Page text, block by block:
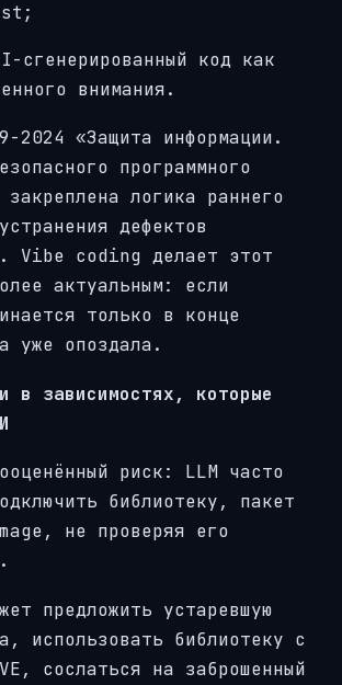
сгенерированный код как
внимания.
2024 «Защита информации.
программного
закреплена логика раннего
дефектов
Vibe coding делает этот
актуальным: если
только в конце
опоздала.
в зависимостях, которые
риск: LLM часто
библиотеку, пакет
не проверяя его
предложить устаревшую
использовать библиотеку с
сослаться на заброшенный